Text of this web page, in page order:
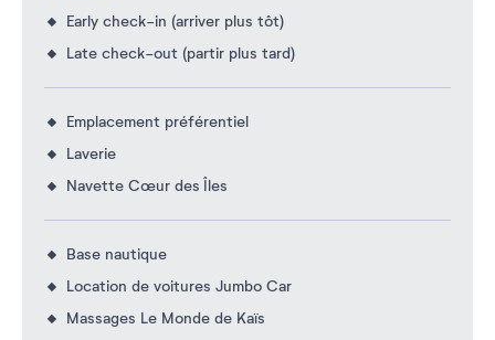
Early check-in (arriver plus tôt)
Late check-out (partir plus tard)
Emplacement préférentiel
Laverie
Navette Cœur des Îles
Base nautique
Location de voitures Jumbo Car
Massages Le Monde de Kaïs